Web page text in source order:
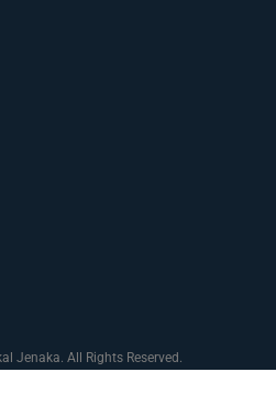
Jenaka. All Rights Reserved.